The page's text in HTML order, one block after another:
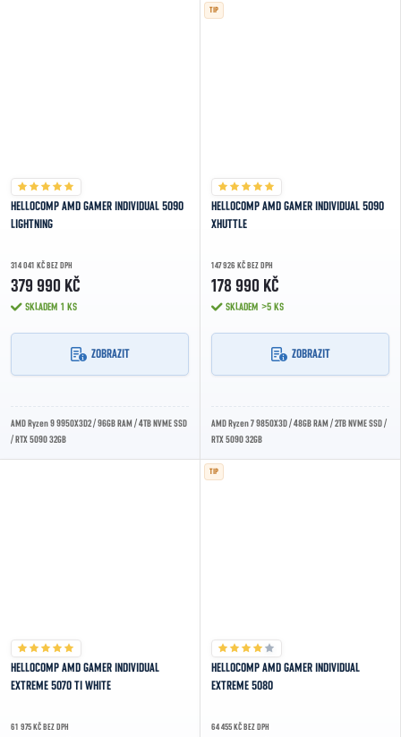
HELLOCOMP AMD GAMER INDIVIDUAL 5090
LIGHTNING
314 041 KČ BEZ DPH
379 990 KČ
SKLADEM 1 KS
ZOBRAZIT
AMD Ryzen 9 9950X3D2 / 96GB RAM / 4TB NVME SSD
/ RTX 5090 32GB
TIP
HELLOCOMP AMD GAMER INDIVIDUAL 5090
XHUTTLE
147 926 KČ BEZ DPH
178 990 KČ
SKLADEM >5 KS
ZOBRAZIT
AMD Ryzen 7 9850X3D / 48GB RAM / 2TB NVME SSD /
RTX 5090 32GB
HELLOCOMP AMD GAMER INDIVIDUAL
EXTREME 5070 TI WHITE
61 975 KČ BEZ DPH
TIP
HELLOCOMP AMD GAMER INDIVIDUAL
EXTREME 5080
64 455 KČ BEZ DPH